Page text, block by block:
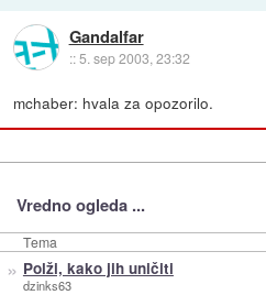
Gandalfar
::5. sep 2003, 23:32
mchaber: hvala za opozorilo.
Vredno ogleda ...
Tema
» Polži, kako jih uničiti
dzinks63